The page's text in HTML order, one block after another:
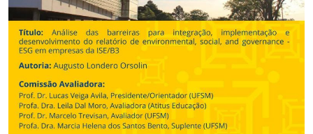
Ministério do Meio Ambiente
Ministério do Turismo
Ministério do Desenvolvimento Regional
Controladoria-Geral da União